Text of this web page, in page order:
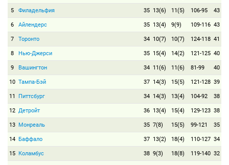
5 Филадельфия 35 13(6) 11(5) 106-95 43
6 Айлендерс 35 13(4) 9(9) 109-116 43
7 Торонто 34 10(7) 10(7) 124-118 41
8 Нью-Джерси 35 15(4) 14(2) 121-125 40
9 Вашингтон 34 11(6) 11(6) 81-99 40
10 Тампа-Бэй 37 14(3) 15(5) 121-128 39
11 Питтсбург 34 14(3) 13(4) 104-92 38
12 Детройт 36 13(4) 15(4) 129-123 38
13 Монреаль 35 7(8) 15(5) 99-121 35
14 Баффало 37 13(2) 18(4) 110-127 34
15 Коламбус 38 9(3) 18(8) 119-140 32